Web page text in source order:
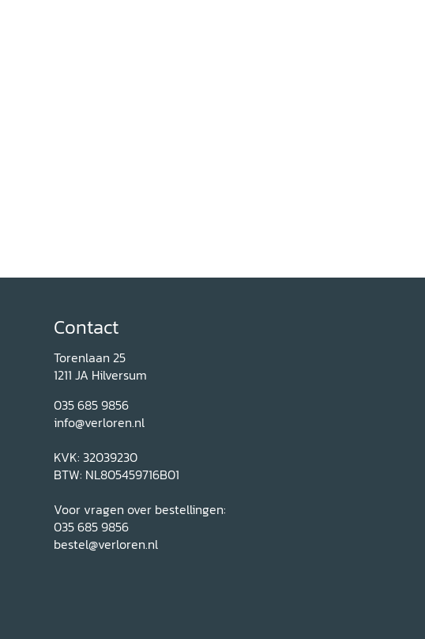
Contact
Torenlaan 25
1211 JA Hilversum
035 685 9856
info@verloren.nl
KVK: 32039230
BTW: NL805459716B01
Voor vragen over bestellingen:
035 685 9856
bestel@verloren.nl